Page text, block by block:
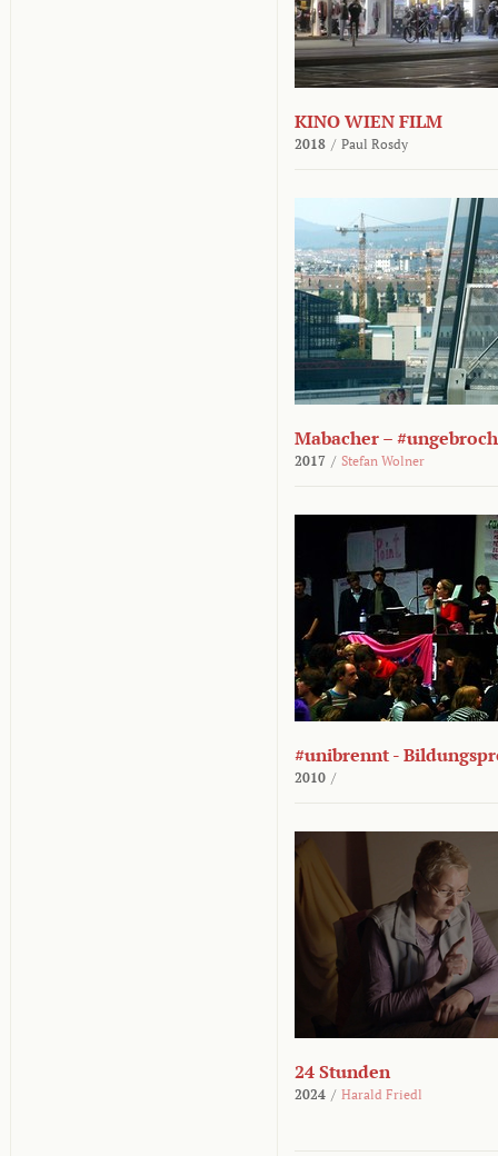
KINO WIEN FILM
2018 / Paul Rosdy
Mabacher –
2017 / Stefan Wolner
#unibrennt -
2010 /
24 Stunden
2024 / Harald Friedl